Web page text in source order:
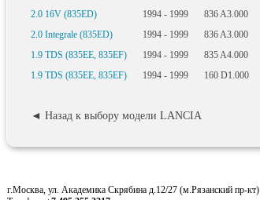
2.0 16V (835ED)
1994 - 1999 836 A3.000
2.0 Integrale (835ED)
1994 - 1999 836 A3.000
1.9 TDS (835EE, 835EF)
1994 - 1999 835 A4.000
1.9 TDS (835EE, 835EF)
1994 - 1999 160 D1.000
◄ Назад к выбору модели LANCIA
г.Москва, ул. Академика Скрябина д.12/27 (м.Рязанский пр-кт)